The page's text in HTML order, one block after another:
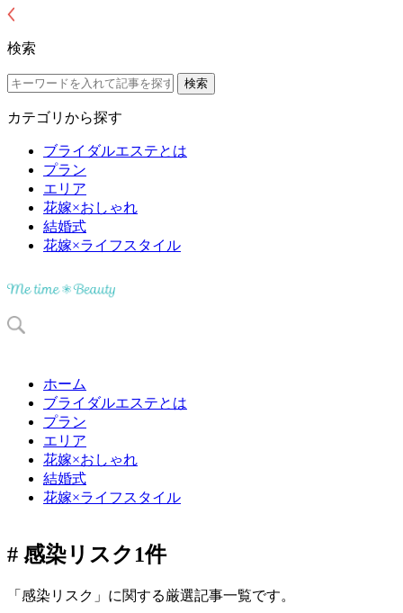
検索
カテゴリから探す
ブライダルエステとは
プラン
エリア
花嫁×おしゃれ
結婚式
花嫁×ライフスタイル
ホーム
ブライダルエステとは
プラン
エリア
花嫁×おしゃれ
結婚式
花嫁×ライフスタイル
# 感染リスク 1件
「感染リスク」に関する厳選記事一覧です。